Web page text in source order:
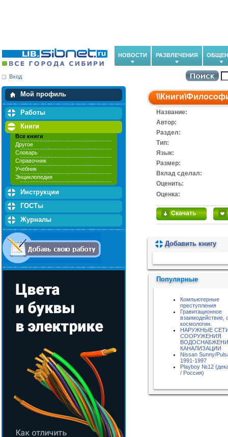
НОВОСТИ РАЗВЛЕЧЕНИЯ
Вход
Мой профиль
Мои закладки
Работы
Книги
Все книги
Другое
Словарь
Справочник
Учебник
Энциклопедия
Инструкции
ГОСТы
Журналы
\\Книги\
Название:
Автор:
Раздел:
Тип:
Язык:
Размер:
Вклад сделал:
Оценить:
Оценка:
Скачать
Добавить книгу
Популярные
Компьютерные
преступления
Гравитационное
взаимодействие,
космологии.
НАРУЖНЫЕ
СООРУЖЕНИЯ
КАНАЛИЗАЦИИ
Nissan Sunny/
1991-1997
Playboy №12
/ Россия)